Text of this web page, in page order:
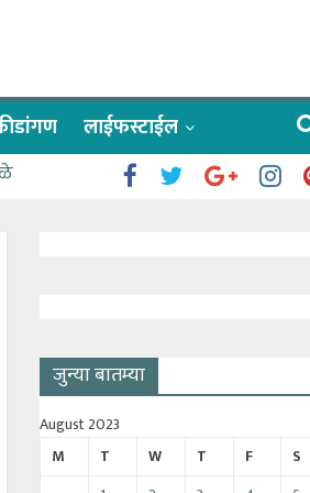
लाईफस्टाईल
जुन्या बातम्या
August 2023
M
T W T F S